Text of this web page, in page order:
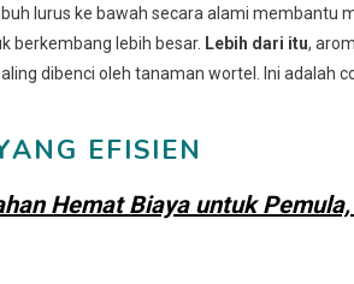
lurus ke bawah secara alami membantu
berkembang lebih besar. Lebih dari itu,
dibenci oleh tanaman wortel. Ini adalah
EFISIEN
Hemat Biaya untuk